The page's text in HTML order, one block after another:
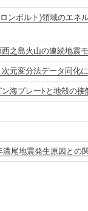
ンボルト)領域のエ
之島火山の連続地震
元変分法データ同化
海プレーﾄと地殻の
尾地震発生原因との